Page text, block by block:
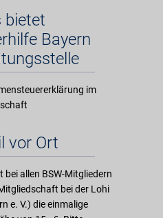
bietet
Bayern
im
vor Ort
bei allen BSW-Mitgliedern
bei der Lohi
e. V.) die einmalige